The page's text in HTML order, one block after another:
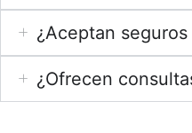
¿Aceptan
¿Ofrecen